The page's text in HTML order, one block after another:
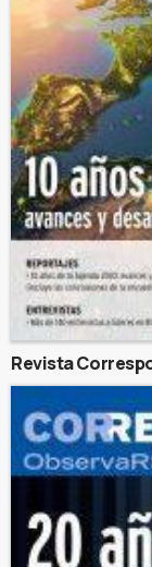
Revista